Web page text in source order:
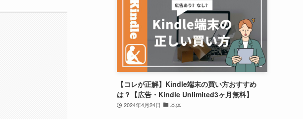
【コレが正解】Kindle端末の買い方おすすめ
は？【広告・Kindle Unlimited3ヶ月無料】
2024年4月24日 本体